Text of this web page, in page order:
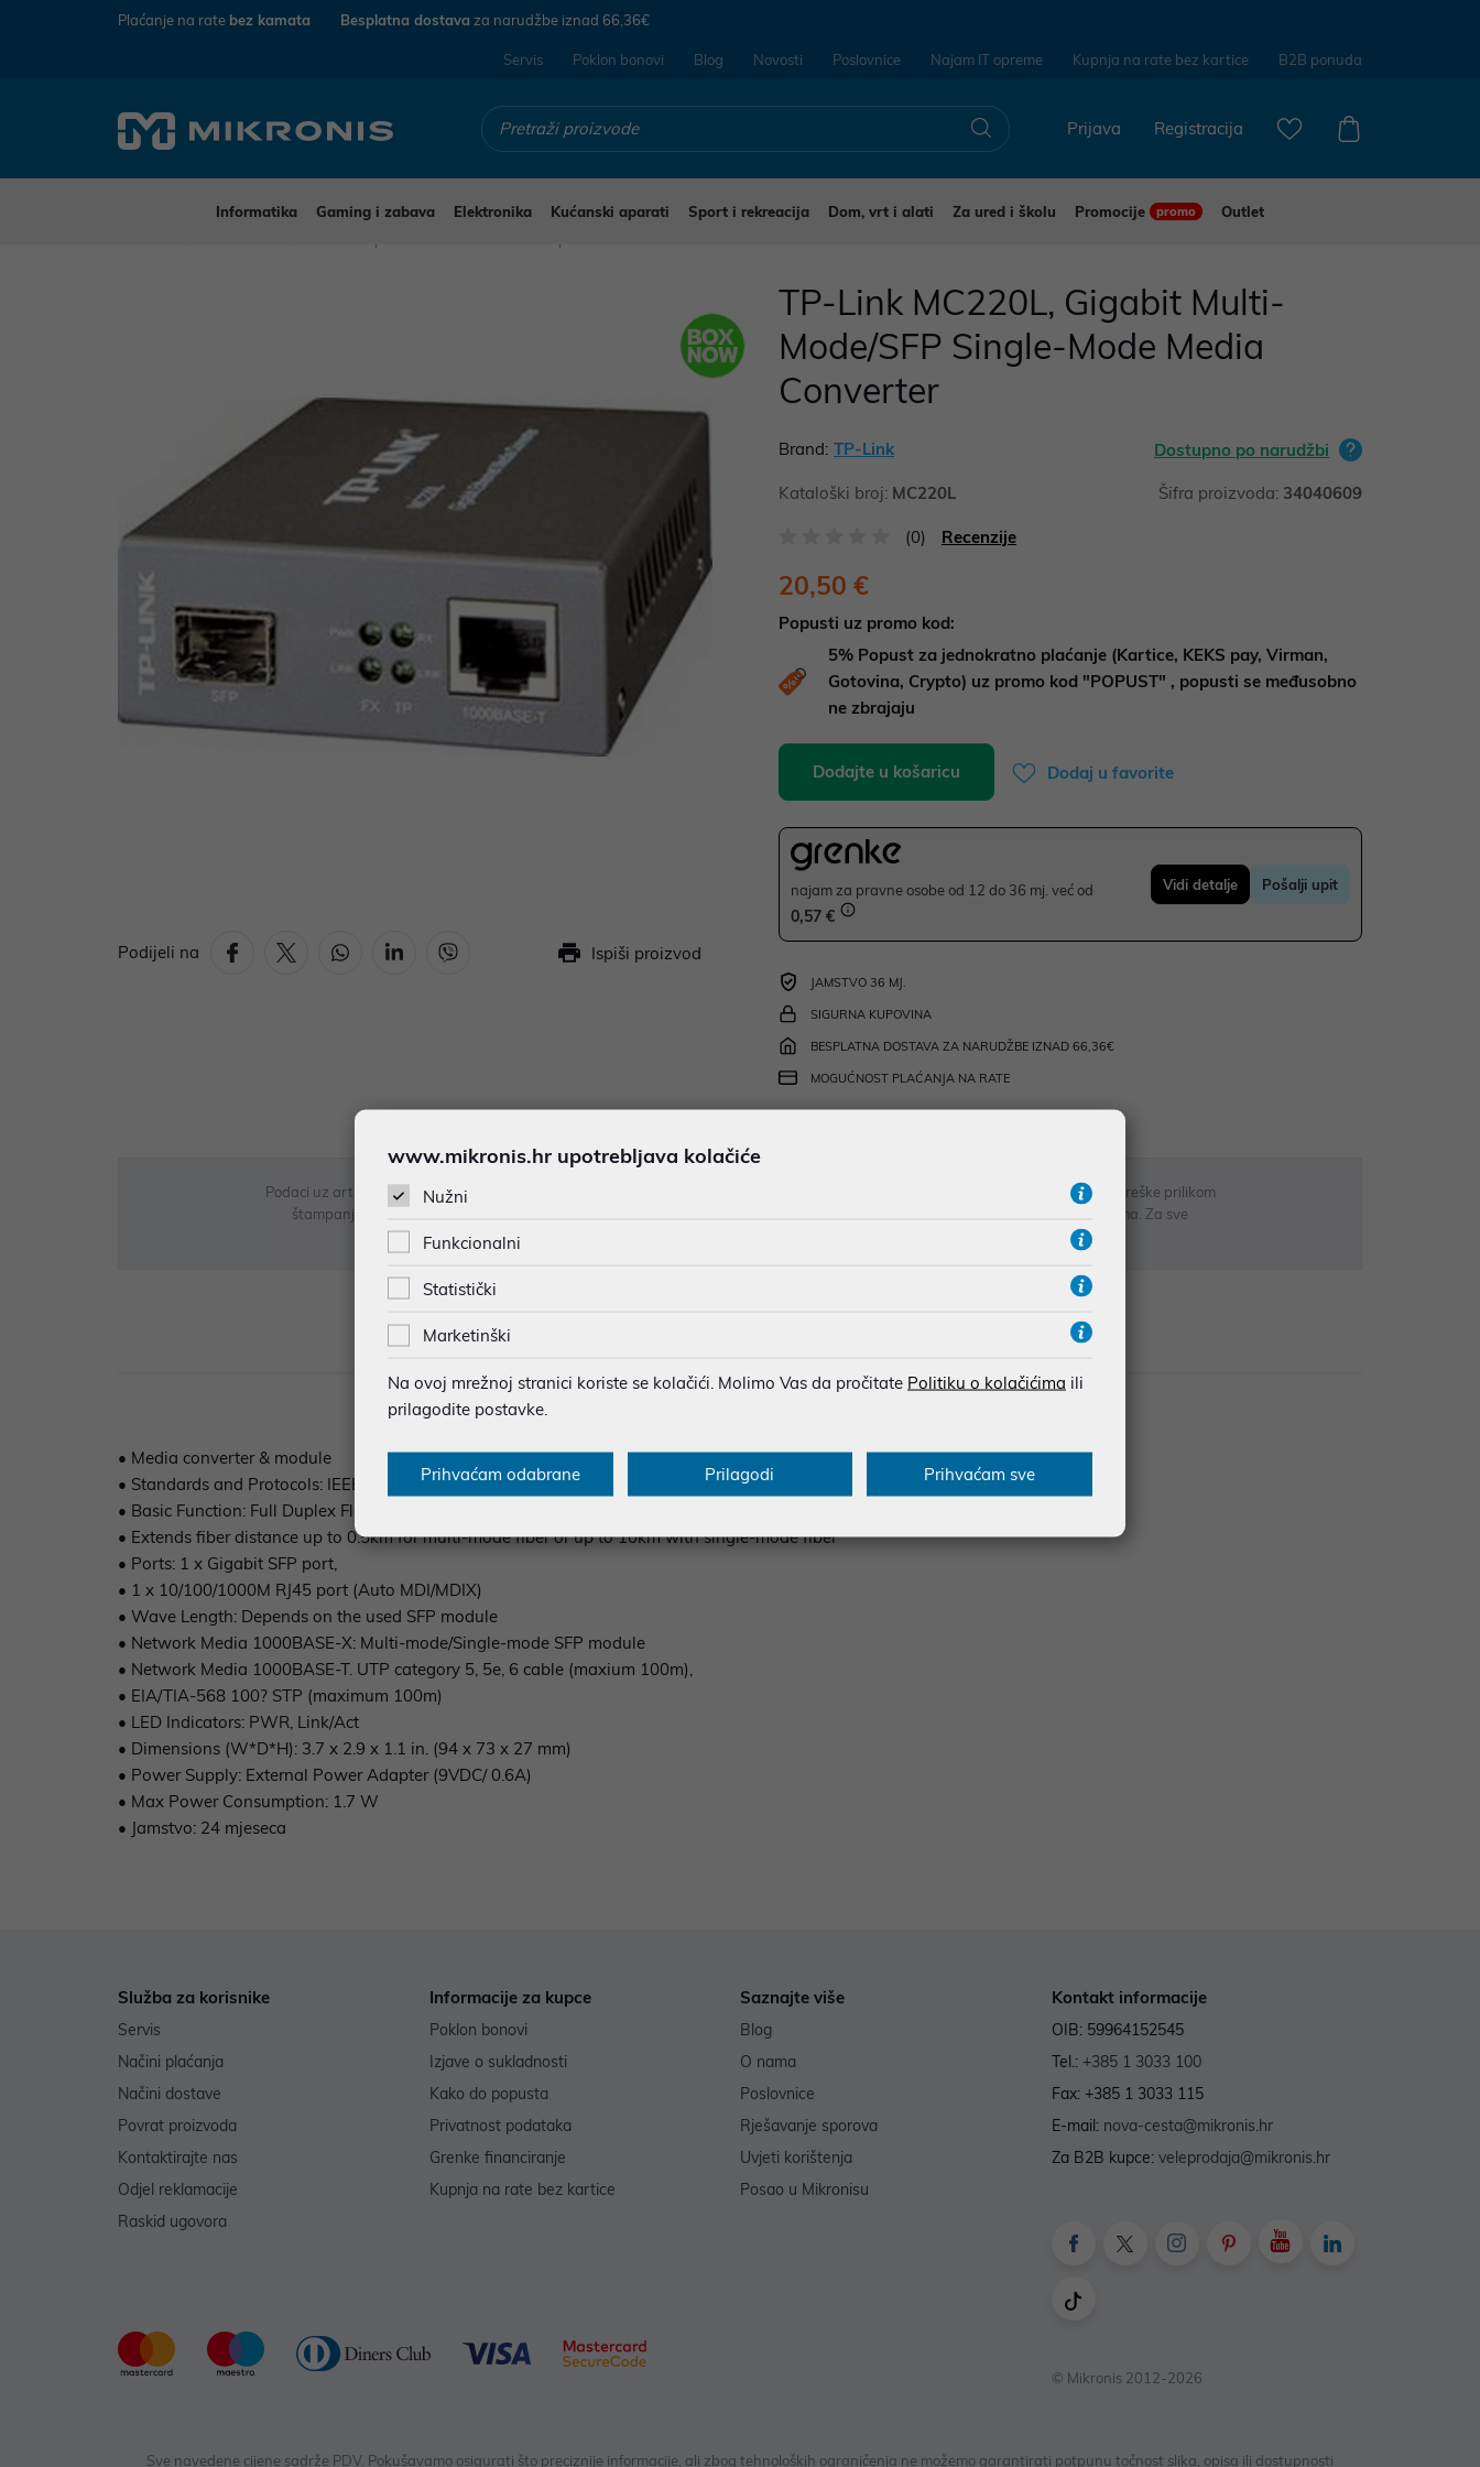
Plaćanje na rate bez kamata Besplatna dostava za narudžbe iznad 66,36€
Servis Poklon bonovi Blog Novosti Poslovnice Najam IT opreme Kupnja na rate bez kartice B2B ponuda
Registracija
Prijava
Informatika Gaming i zabava Elektronika Kućanski aparati Sport i rekreacija Dom, vrt i alati Za ured i školu Promocije promo
Outlet
Podijeli na Ispiši proizvod
TP-Link MC220L, Gigabit Multi-
Mode/SFP Single-Mode Media
Converter
Brand: TP-Link Dostupno po narudžbi
Kataloški broj: MC220L Šifra proizvoda: 34040609
(0) Recenzije
20,50 €
Popusti uz promo kod:
5% Popust za jednokratno plaćanje (Kartice, KEKS pay, Virman,
Gotovina, Crypto) uz promo kod "POPUST" , popusti se međusobno
ne zbrajaju
Dodajte u košaricu Dodaj u favorite
najam za pravne osobe od 12 do 36 mj. već od
0,57 €
Vidi detalje Pošalji upit
JAMSTVO 36 MJ.
SIGURNA KUPOVINA
BESPLATNA DOSTAVA ZA NARUDŽBE IZNAD 66,36€
MOGUĆNOST PLAĆANJA NA RATE
Podaci uz artikle su prezentirani u dobroj namjeri. Mikronis d.o.o. ne odgovara za eventualne pogreške nastale u opisu proizvoda, greške prilikom
štampanja te promjene u dostupnosti i cijene. Slike artikala su ilustrativne prirode te ne moraju u potpunosti odgovarati artiklima. Za sve
eventualne nejasnoće možete nas kontaktirati na
Opis
• Media converter & module
• Standards and Protocols: IEEE 802.3ab, IEEE 802.3z, IEEE 802.3x
• Basic Function: Full Duplex Flow Control (IEEE 802.3x),
• Extends fiber distance up to 0.5km for multi-mode fiber or up to 10km with single-mode fiber
• Ports: 1 x Gigabit SFP port,
• 1 x 10/100/1000M RJ45 port (Auto MDI/MDIX)
• Wave Length: Depends on the used SFP module
• Network Media 1000BASE-X: Multi-mode/Single-mode SFP module
• Network Media 1000BASE-T. UTP category 5, 5e, 6 cable (maxium 100m),
• EIA/TIA-568 100? STP (maximum 100m)
• LED Indicators: PWR, Link/Act
• Dimensions (W*D*H): 3.7 x 2.9 x 1.1 in. (94 x 73 x 27 mm)
• Power Supply: External Power Adapter (9VDC/ 0.6A)
• Max Power Consumption: 1.7 W
• Jamstvo: 24 mjeseca
Služba za korisnike
Servis
Načini plaćanja
Načini dostave
Povrat proizvoda
Kontaktirajte nas
Odjel reklamacije
Raskid ugovora
Informacije za kupce
Poklon bonovi
Izjave o sukladnosti
Kako do popusta
Privatnost podataka
Grenke financiranje
Kupnja na rate bez kartice
Saznajte više
Blog
O nama
Poslovnice
Rješavanje sporova
Uvjeti korištenja
Posao u Mikronisu
Kontakt informacije
OIB: 59964152545
Tel.: +385 1 3033 100
Fax: +385 1 3033 115
E-mail: nova-cesta@mikronis.hr
Za B2B kupce: veleprodaja@mikronis.hr
© Mikronis 2012-2026
Sve navedene cijene sadrže PDV. Pokušavamo osigurati što preciznije informacije, ali zbog tehnoloških ograničenja ne možemo garantirati potpunu točnost slika, opisa ili dostupnosti
www.mikronis.hr upotrebljava kolačiće
Nužni
Funkcionalni
Statistički
Marketinški
Na ovoj mrežnoj stranici koriste se kolačići. Molimo Vas da pročitate Politiku o kolačićima ili
prilagodite postavke.
Prihvaćam odabrane Prilagodi Prihvaćam sve